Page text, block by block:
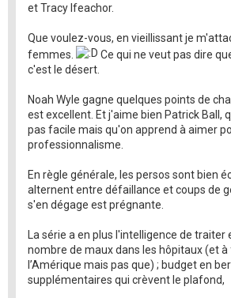
et Tracy Ifeachor.
Que voulez-vous, en vieillissant je
femmes.
Ce qui ne veut pas dire
c'est le désert.
Noah Wyle gagne quelques points de
est excellent. Et j'aime bien Patrick Ball,
pas facile mais qu'on apprend à aimer
professionnalisme.
En règle générale, les persos sont bien
alternent entre défaillance et coups de
s'en dégage est prégnante.
La série a en plus l'intelligence de traiter
nombre de maux dans les hôpitaux (et
l’Amérique mais pas que) ; budget en
supplémentaires qui crèvent le plafond,